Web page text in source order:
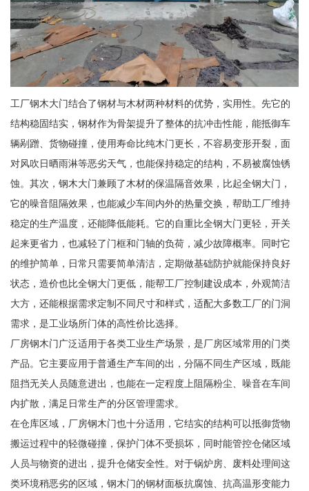
工厂钢木大门结合了钢材与木材两种材料的优势，实用性。先它的
结构稳固结实，钢材作为骨架提升了整体的抗冲击性能，能抵御车
辆剐蹭、货物碰撞，使用寿命比纯木门更长，不容易变形开裂，面
对风吹日晒雨淋等恶劣天气，也能保持稳定的结构，不易被腐蚀锈
蚀。其次，钢木大门兼顾了木材的保温隔音效果，比起全钢大门，
它的噪音阻隔效果，也能减少车间内外的热量交换，帮助工厂维持
稳定的生产温度，还能降低能耗。它的自重比全钢大门更轻，开关
起来更省力，也减轻了门框和门轴的负荷，减少故障概率。同时它
的维护简单，日常只需要简单清洁，定期做基础防护就能保持良好
状态，造价也比全钢大门更低，能帮工厂控制建设成本，外观简洁
大方，还能根据需求定制不同尺寸和样式，适配大多数工厂的门洞
需求，是工业场所门体的高性价比选择。
厂房钢木门广泛适用于各类工业生产场景，是厂房区域常用的门类
产品。它主要应用于普通生产车间的出，分隔不同生产区域，既能
阻挡无关人员随意进出，也能在一定程度上阻隔粉尘、噪音在车间
内扩散，满足日常生产的分区管理需求。
在仓库区域，厂房钢木门也十分适用，它结实的结构可以抵御货物
搬运过程中的轻微碰撞，保护门体不受损坏，同时能管控仓储区域
人员与物资的进出，提升仓储安全性。对于锅炉房、废料处理间这
类环境稍恶劣的区域，钢木门的钢材面板抗腐蚀、抗高温形变能力